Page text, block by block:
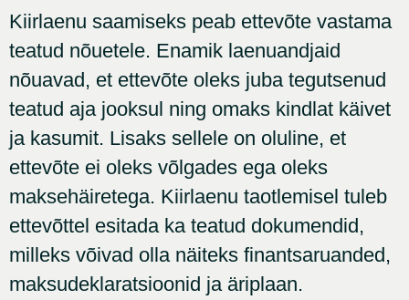
Kiirlaenu saamiseks peab ettevõte vastama
teatud nõuetele. Enamik laenuandjaid
nõuavad, et ettevõte oleks juba tegutsenud
teatud aja jooksul ning omaks kindlat käivet
ja kasumit. Lisaks sellele on oluline, et
ettevõte ei oleks võlgades ega oleks
maksehäiretega. Kiirlaenu taotlemisel tuleb
ettevõttel esitada ka teatud dokumendid,
milleks võivad olla näiteks finantsaruanded,
maksudeklaratsioonid ja äriplaan.